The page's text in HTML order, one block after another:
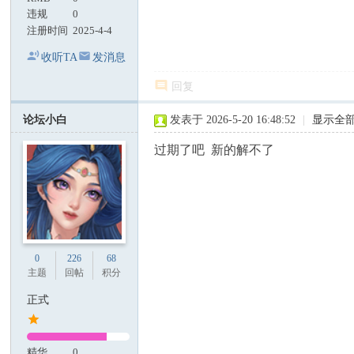
违规
0
注册时间 2025-4-4
收听TA 发消息
回复
论坛小白
0
主题
226
回帖
68
积分
正式
发表于 2026-5-20 16:48:52 显示全
过期了吧 新的解不了